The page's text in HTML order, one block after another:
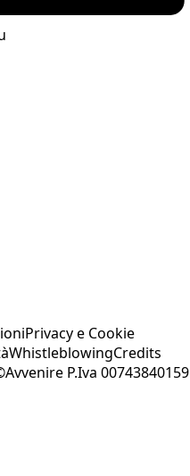
Privacy e Cookie
WhistleblowingCredits
P.Iva 00743840159